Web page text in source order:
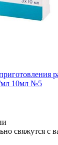
мл 10мл №5
свяжутся с